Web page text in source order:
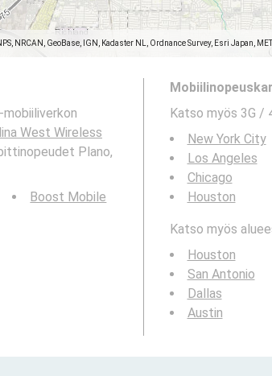
NRCAN, GeoBase, IGN, Kadaster NL, Ordnance Survey, Esri Japan,
mobiiliverkon
West Wireless
Plano,
Boost Mobile
Katso myös 3G /
New York City
Los Angeles
Chicago
Houston
Katso myös
Houston
San Antonio
Dallas
Austin